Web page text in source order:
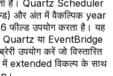
है। Quartz Scheduler
और अंत में वैकल्पिक year
उपयोग करता है। यह
Quartz या EventBridge
उपयोग करें जो विस्तारित
में extended विकल्प के साथ